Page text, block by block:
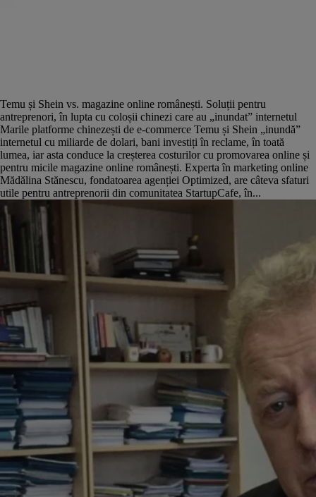
Temu și Shein vs. magazine online românești. Soluții pentru
antreprenori, în lupta cu coloșii chinezi care au „inundat” internetul
Marile platforme chinezești de e-commerce Temu și Shein „inundă”
internetul cu miliarde de dolari, bani investiți în reclame, în toată
lumea, iar asta conduce la creșterea costurilor cu promovarea online și
pentru micile magazine online românești. Experta în marketing online
Mădălina Stănescu, fondatoarea agenției Optimized, are câteva sfaturi
utile pentru antreprenorii din comunitatea StartupCafe, în...